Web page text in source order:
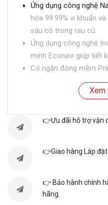
Ứng dụng công nghệ
hóa 99.99% vi khuẩn
sâu có trong rau củ.
Ứng dụng công nghệ
minh Econavi giúp tiết
Có ngăn đông mềm
Thông số
Đặc
Dung tích
Xem
👉Ưu đãi hỗ trợ vận
👉Giao hàng Lắp
👉 Bảo hành chính
hãng.